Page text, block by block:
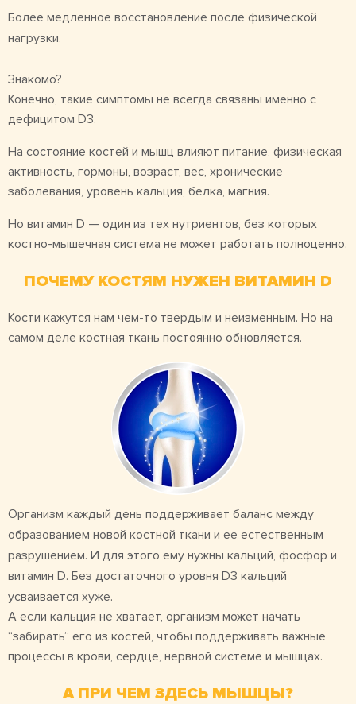
Более медленное восстановление после физической
нагрузки.
Знакомо?
Конечно, такие симптомы не всегда связаны именно с
дефицитом D3.
На состояние костей и мышц влияют питание, физическая
активность, гормоны, возраст, вес, хронические
заболевания, уровень кальция, белка, магния.
Но витамин D — один из тех нутриентов, без которых
костно-мышечная система не может работать полноценно.
ПОЧЕМУ КОСТЯМ НУЖЕН ВИТАМИН D
Кости кажутся нам чем-то твердым и неизменным. Но на
самом деле костная ткань постоянно обновляется.
Организм каждый день поддерживает баланс между
образованием новой костной ткани и ее естественным
разрушением. И для этого ему нужны кальций, фосфор и
витамин D. Без достаточного уровня D3 кальций
усваивается хуже.
А если кальция не хватает, организм может начать
“забирать” его из костей, чтобы поддерживать важные
процессы в крови, сердце, нервной системе и мышцах.
А ПРИ ЧЕМ ЗДЕСЬ МЫШЦЫ?